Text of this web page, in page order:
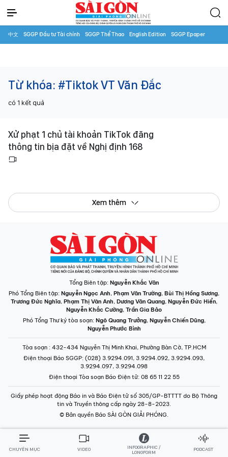
中文 SGGP Đầu tư Tài chính SGGP Thể Thao English Edition SGGP Epaper
Từ khóa: #Tiktok VT Văn Đắc
có 1 kết quả
Xử phạt 1 chủ tài khoản TikTok đăng
thông tin bịa đặt về Nghị định 168
Xem thêm
Tổng Biên tập: Nguyễn Khắc Văn
Phó Tổng Biên tập: Nguyễn Ngọc Anh, Phạm Văn Trường, Bùi Thị Hồng Sương,
Trương Đức Nghĩa, Phạm Thị Vân Anh, Dương Văn Quang, Nguyễn Đức Hiển,
Nguyễn Khắc Cường, Trần Gia Bảo
Phó Tổng Thư ký tòa soạn: Ngô Quang Trưởng, Nguyễn Chiến Dũng,
Nguyễn Phước Bình
Tòa soạn : 432-434 Nguyễn Thị Minh Khai, Phường Bàn Cờ, TP.HCM
Điện thoại Báo SGGP: (028) 3.9294.091, 3.9294.092, 3.9294.093,
3.9294.097, 3.9294.098
Điện thoại Tòa soạn Báo Điện tử: 08 65 11 22 55
Giấy phép hoạt động Báo in và Báo Điện tử số 305/GP-BTTTT do Bộ Thông
tin và Truyền thông cấp ngày 28-8-2023.
© Bản quyền Báo SÀI GÒN GIẢI PHÓNG.
CHUYÊN MỤC VIDEO
INFOGRAPHIC /
LONGFORM
PODCAST